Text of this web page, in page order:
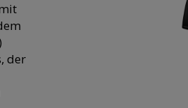
der